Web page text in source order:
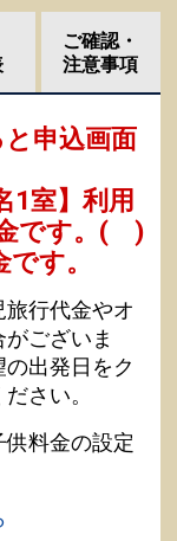
ご確認・
注意事項
申込画面
1室】利用
です。 ( )
す。
行代金やオ
ございま
出発日をク
さい。
料金の設定